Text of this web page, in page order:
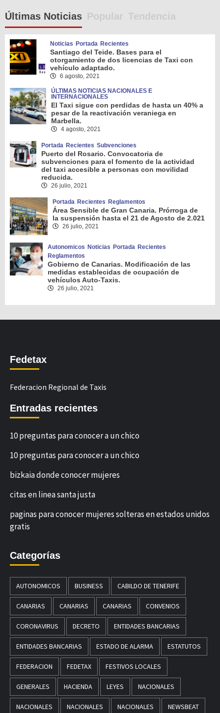
Últimas Noticias Popular Tendencia
Noticias Portada Recientes
Santiago del Teide. Bases para el
otorgamiento de dos licencias de Taxi con
vehículo adaptado.
6 agosto, 2021
ÚLTIMAS NOTICIAS NACIONALES E
INTERNACIONALES
El Taxi sigue con perdidas de hasta un 40% a
pesar de la reactivación veraniega en
Marbella.
4 agosto, 2021
Portada Recientes Subvenciones
Puerto del Rosario. Convocatoria de
subvenciones para el fomento de la actividad
del taxi accesible a personas con movilidad
reducida.
26 julio, 2021
Portada Recientes Reglamentos
Área Sensible de Gran Canaria. Prórroga de
la suspensión hasta el 21 de Agosto de 2.021
26 julio, 2021
Autonomicos Noticias Portada Recientes
Reglamentos
Gobierno de Canarias. Modificación de las
medidas establecidas de ocupación de
vehículos Auto-Taxis.
26 julio, 2021
Fedetax
Federacion Regional de Taxis
Entradas recientes
10 preguntas para conocer a un chico
10 preguntas para conocer a un chico
bizkaia donde conocer mujeres
citas en linea santa justa
paginas para conocer mujeres solteras en estados unidos
gratis
Categorías
AUTONOMICOS BUSINESS CABILDO DE TENERIFE
CANARIAS CANARIAS CANARIAS CONVENIOS
CORONAVIRUS DECRETO ENTIDADES BANCARIAS
ENTIDADES BANCARIAS ESTADO DE ALARMA ESTATUTOS
FEDERACION FEDETAX FESTIVOS LOCALES
GENERALES HACIENDA LEYES NACIONALES
NACIONALES NACIONALES NACIONALES NEWSBEAT